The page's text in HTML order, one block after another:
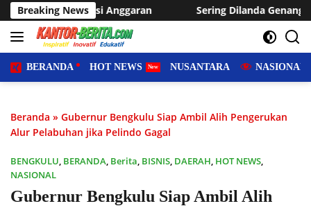
Langsung
ke
konten
Breaking NewsSering Dilanda Genangan, Desa Sukaraja Usulkan
BERANDA HOT NEWS NUSANTARA NASIONAL
Beranda » Gubernur Bengkulu Siap Ambil Alih Pengerukan
Alur Pelabuhan jika Pelindo Gagal
BENGKULU, BERANDA, Berita, BISNIS, DAERAH, HOT NEWS,
NASIONAL
Gubernur Bengkulu Siap Ambil Alih